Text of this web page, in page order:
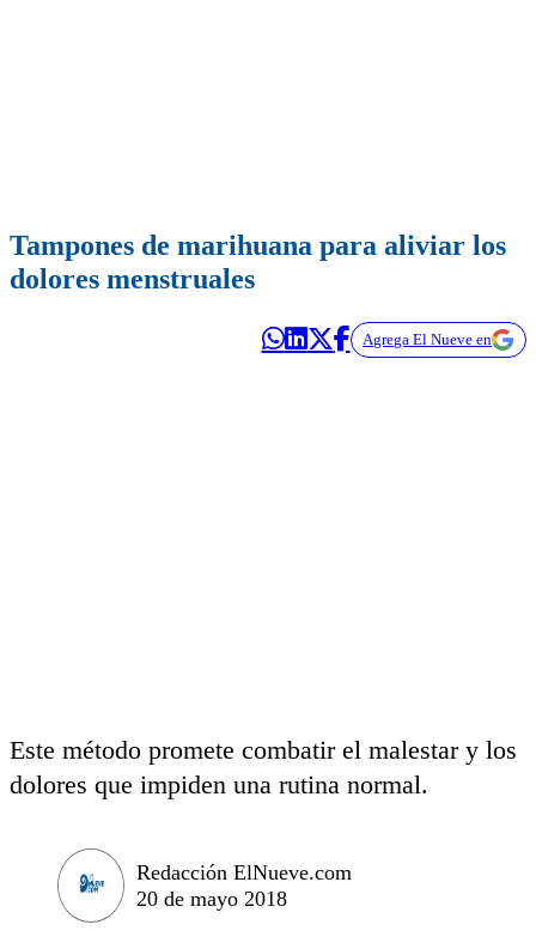
Tampones de marihuana para aliviar los
dolores menstruales
Agrega El Nueve en
Este método promete combatir el malestar y los
dolores que impiden una rutina normal.
Redacción ElNueve.com
20 de mayo 2018